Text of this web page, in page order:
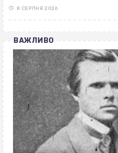
8 СЕРПНЯ 2026
ВАЖЛИВО